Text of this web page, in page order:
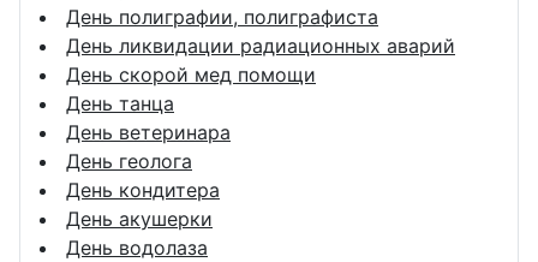
День полиграфии, полиграфиста
День ликвидации радиационных аварий
День скорой мед помощи
День танца
День ветеринара
День геолога
День кондитера
День акушерки
День водолаза